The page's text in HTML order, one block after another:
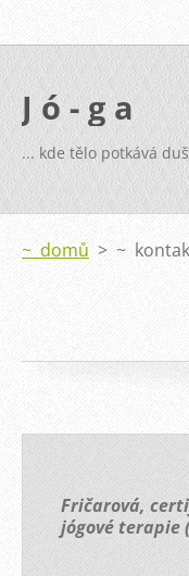
J ó - g a
... kde tělo potkává
~ domů > ~
Fričarová,
jógové terapie